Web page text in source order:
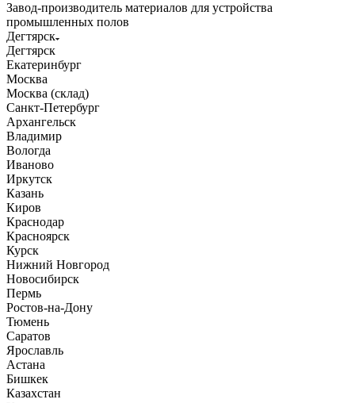
Завод-производитель материалов для устройства
промышленных полов
Дегтярск
Дегтярск
Екатеринбург
Москва
Москва (склад)
Санкт-Петербург
Архангельск
Владимир
Вологда
Иваново
Иркутск
Казань
Киров
Краснодар
Красноярск
Курск
Нижний Новгород
Новосибирск
Пермь
Ростов-на-Дону
Тюмень
Саратов
Ярославль
Астана
Бишкек
Казахстан